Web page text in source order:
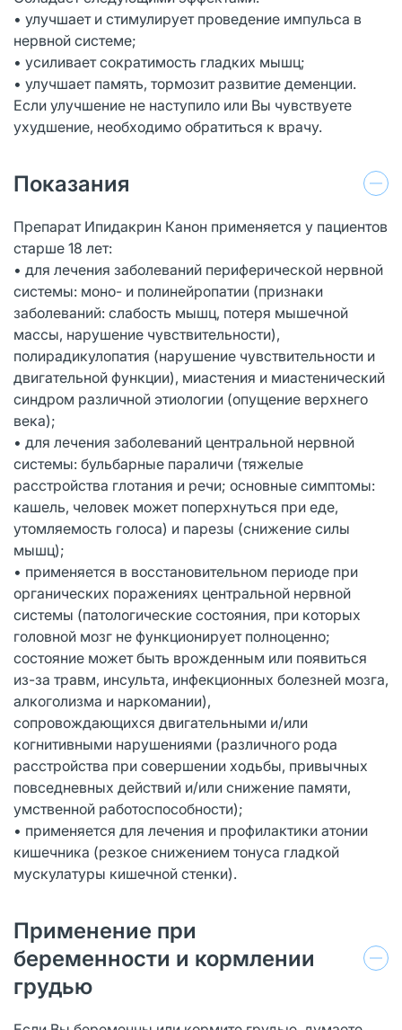
• улучшает и стимулирует проведение импульса в
нервной системе;
• усиливает сократимость гладких мышц;
• улучшает память, тормозит развитие деменции.
Если улучшение не наступило или Вы чувствуете
ухудшение, необходимо обратиться к врачу.
Показания
Препарат Ипидакрин Канон применяется у пациентов
старше 18 лет:
• для лечения заболеваний периферической нервной
системы: моно- и полинейропатии (признаки
заболеваний: слабость мышц, потеря мышечной
массы, нарушение чувствительности),
полирадикулопатия (нарушение чувствительности и
двигательной функции), миастения и миастенический
синдром различной этиологии (опущение верхнего
века);
• для лечения заболеваний центральной нервной
системы: бульбарные параличи (тяжелые
расстройства глотания и речи; основные симптомы:
кашель, человек может поперхнуться при еде,
утомляемость голоса) и парезы (снижение силы
мышц);
• применяется в восстановительном периоде при
органических поражениях центральной нервной
системы (патологические состояния, при которых
головной мозг не функционирует полноценно;
состояние может быть врожденным или появиться
из-за травм, инсульта, инфекционных болезней мозга,
алкоголизма и наркомании),
сопровождающихся двигательными и/или
когнитивными нарушениями (различного рода
расстройства при совершении ходьбы, привычных
повседневных действий и/или снижение памяти,
умственной работоспособности);
• применяется для лечения и профилактики атонии
кишечника (резкое снижением тонуса гладкой
мускулатуры кишечной стенки).
Применение при
беременности и кормлении
грудью